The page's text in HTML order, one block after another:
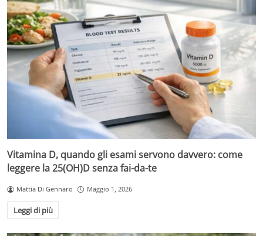
Vitamina D, quando gli esami servono davvero: come
leggere la 25(OH)D senza fai-da-te
Mattia Di Gennaro Maggio 1, 2026
Leggi di più